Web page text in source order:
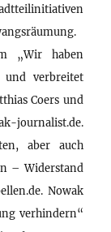
„Wir haben
und verbreitet
Coers und
journalist.de.
aber auch
– Widerstand
Nowak
verhindern“